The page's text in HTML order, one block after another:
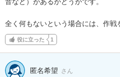
全く何もないという場合には、作戦
役に立った 1
匿名希望 さん